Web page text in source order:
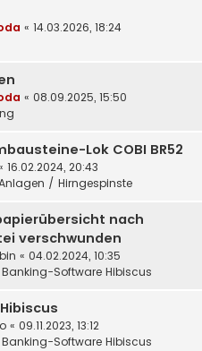
« 14.03.2026, 18:24
« 08.09.2025, 15:50
Lok COBI BR52
16.02.2024, 20:43
/ Hirngespinste
nach
verschwunden
« 04.02.2024, 10:35
Banking-Software Hibiscus
« 09.11.2023, 13:12
Banking-Software Hibiscus